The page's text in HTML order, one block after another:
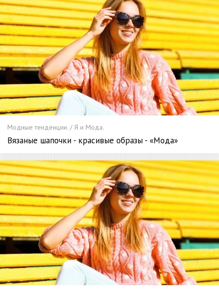
Модные тенденции. / Я и Мода.
Вязаные шапочки - красивые образы - «Мода»